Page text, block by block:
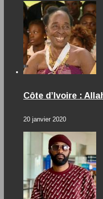
Côte d’Ivoire :
20 janvier 2020